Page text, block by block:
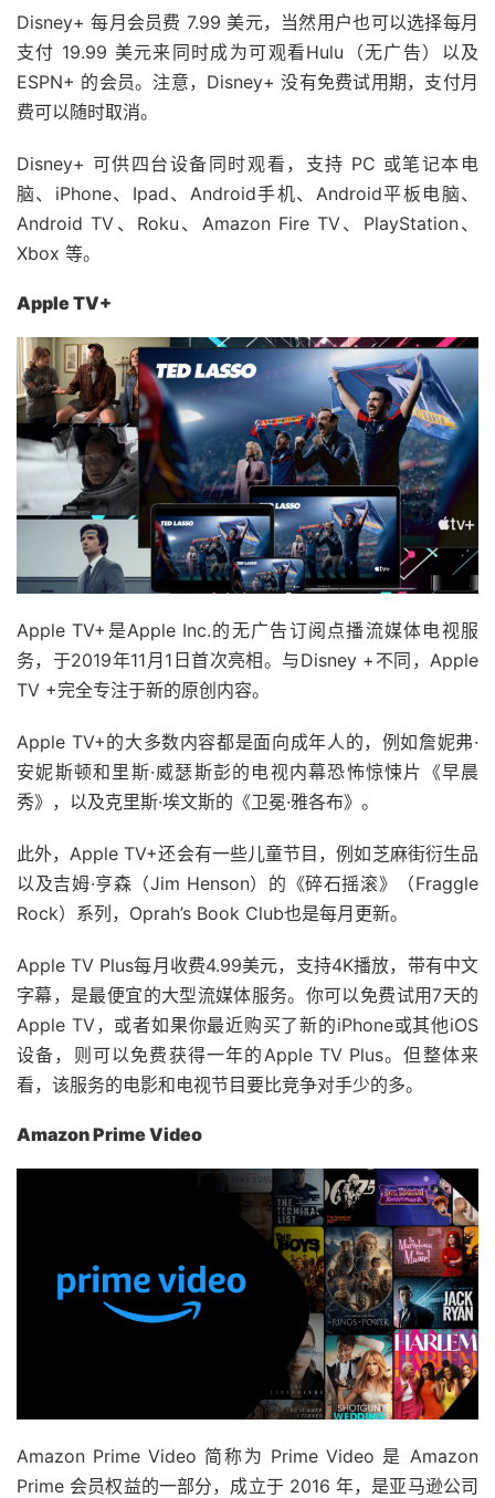
Disney+ 每月会员费 7.99 美元，当然用户也可以选择每月
支付 19.99 美元来同时成为可观看Hulu（无广告）以及
ESPN+ 的会员。注意，Disney+ 没有免费试用期，支付月
费可以随时取消。
Disney+ 可供四台设备同时观看，支持 PC 或笔记本电
脑、iPhone、Ipad、Android手机、Android平板电脑、
Android TV、Roku、Amazon Fire TV、PlayStation、
Xbox 等。
Apple TV+
Apple TV+是Apple Inc.的无广告订阅点播流媒体电视服
务，于2019年11月1日首次亮相。与Disney +不同，Apple
TV +完全专注于新的原创内容。
Apple TV+的大多数内容都是面向成年人的，例如詹妮弗·
安妮斯顿和里斯·威瑟斯彭的电视内幕恐怖惊悚片《早晨
秀》，以及克里斯·埃文斯的《卫冕·雅各布》。
此外，Apple TV+还会有一些儿童节目，例如芝麻街衍生品
以及吉姆·亨森（Jim Henson）的《碎石摇滚》（Fraggle
Rock）系列，Oprah’s Book Club也是每月更新。
Apple TV Plus每月收费4.99美元，支持4K播放，带有中文
字幕，是最便宜的大型流媒体服务。你可以免费试用7天的
Apple TV，或者如果你最近购买了新的iPhone或其他iOS
设备，则可以免费获得一年的Apple TV Plus。但整体来
看，该服务的电影和电视节目要比竞争对手少的多。
Amazon Prime Video
Amazon Prime Video 简称为 Prime Video 是 Amazon
Prime 会员权益的一部分，成立于 2016 年，是亚马逊公司